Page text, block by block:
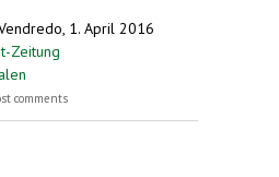
1. April 2016
Zeitung
Landesverband übergibt eine
comments